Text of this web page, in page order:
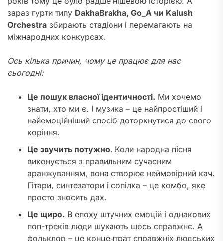
зараз гурти типу DakhaBrakha, Go_A чи Kalush
Orchestra збирають стадіони і перемагають на
міжнародних конкурсах.
Ось кілька причин, чому це працює для нас
сьогодні:
Це пошук власної ідентичності. Ми хочемо
знати, хто ми є. І музика – це найпростіший і
найемоційніший спосіб доторкнутися до свого
коріння.
Це звучить потужно. Коли народна пісня
виконується з правильним сучасним
аранжуванням, вона створює неймовірний кач.
Гітари, синтезатори і сопілка – це комбо, яке
просто зносить дах.
Це щиро. В епоху штучних емоцій і однакових
поп-треків люди шукають щось справжнє. А
фольклор – це концентрат справжніх людських